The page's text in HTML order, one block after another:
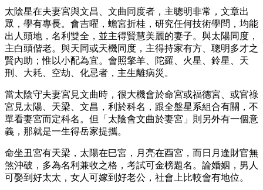
太陰星在夫妻宮與文昌、文曲同度者，主聰明非常，文章出
眾，學有專長。會吉曜，蟾宮折桂，研究任何技術學問，均能
出人頭地，名利雙全，並主得賢慧美麗的妻子。與太陽同度，
主白頭偕老。與天同或天機同度，主得持家有方、聰明多才之
賢內助；惟以小配為宜。會照擎羊、陀羅、火星、鈴星、天
刑、大耗、空劫、化忌者，主生離病災。
當太陰守夫妻宮見文曲時，很大機會於命宮或福德宮、或官祿
宮見太陽、天梁、文昌，利於科名，跟全盤星系組合有關，不
單看妻宮而定科名。但「太陰會文曲於妻宮」則另外有一個意
義，那就是一生得岳家提攜。
命坐丑宮有天梁，太陽在巳宮，月亮在酉宮，而日月逢財官無
煞沖破，多為名利兼收之格，考試可金榜題名。論婚姻，男人
可娶到好太太，女人可嫁到好老公，社會上比較會有地位。